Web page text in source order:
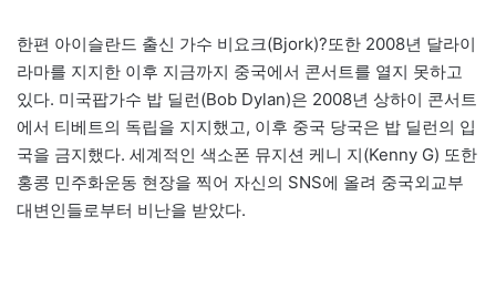
한편 아이슬란드 출신 가수 비요크(Bjork)?또한 2008년 달라이
라마를 지지한 이후 지금까지 중국에서 콘서트를 열지 못하고
있다. 미국팝가수 밥 딜런(Bob Dylan)은 2008년 상하이 콘서트
에서 티베트의 독립을 지지했고, 이후 중국 당국은 밥 딜런의 입
국을 금지했다. 세계적인 색소폰 뮤지션 케니 지(Kenny G) 또한
홍콩 민주화운동 현장을 찍어 자신의 SNS에 올려 중국외교부
대변인들로부터 비난을 받았다.